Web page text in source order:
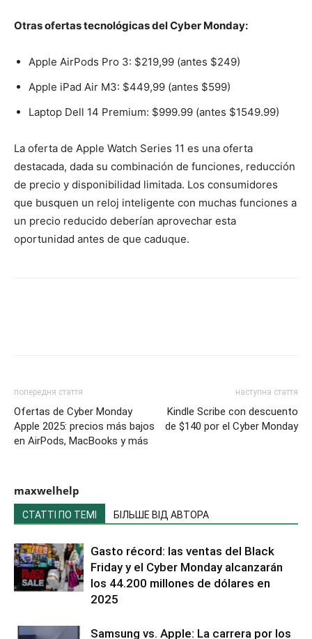
Otras ofertas tecnológicas del Cyber Monday:
Apple AirPods Pro 3: $219,99 (antes $249)
Apple iPad Air M3: $449,99 (antes $599)
Laptop Dell 14 Premium: $999.99 (antes $1549.99)
La oferta de Apple Watch Series 11 es una oferta
destacada, dada su combinación de funciones, reducción
de precio y disponibilidad limitada. Los consumidores
que busquen un reloj inteligente con muchas funciones a
un precio reducido deberían aprovechar esta
oportunidad antes de que caduque.
попередня стаття
Ofertas de Cyber ​​Monday
Apple 2025: precios más bajos
en AirPods, MacBooks y más
наступна стаття
Kindle Scribe con descuento
de $140 por el Cyber Monday
maxwelhelp
СТАТТІ ПО ТЕМІ БІЛЬШЕ ВІД АВТОРА
Gasto récord: las ventas del Black
Friday y el Cyber Monday alcanzarán
los 44.200 millones de dólares en
2025
Samsung vs. Apple: La carrera por los